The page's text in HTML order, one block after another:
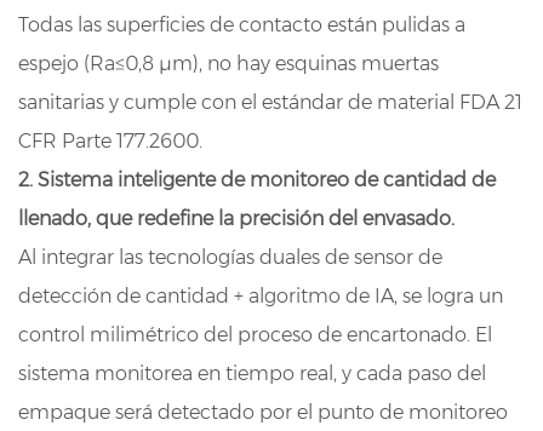
Todas las superficies de contacto están pulidas a
espejo (Ra≤0,8 μm), no hay esquinas muertas
sanitarias y cumple con el estándar de material FDA 21
CFR Parte 177.2600.
2. Sistema inteligente de monitoreo de cantidad de
llenado, que redefine la precisión del envasado.
Al integrar las tecnologías duales de sensor de
detección de cantidad + algoritmo de IA, se logra un
control milimétrico del proceso de encartonado. El
sistema monitorea en tiempo real, y cada paso del
empaque será detectado por el punto de monitoreo